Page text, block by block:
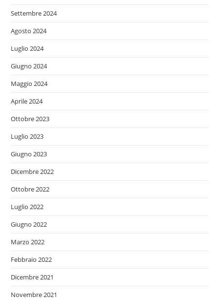
Settembre 2024
Agosto 2024
Luglio 2024
Giugno 2024
Maggio 2024
Aprile 2024
Ottobre 2023
Luglio 2023
Giugno 2023
Dicembre 2022
Ottobre 2022
Luglio 2022
Giugno 2022
Marzo 2022
Febbraio 2022
Dicembre 2021
Novembre 2021